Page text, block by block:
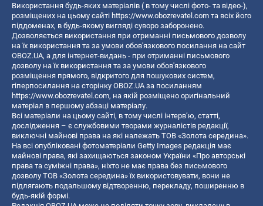
Використання будь-яких матеріалів ( в тому числі фото- та відео-),
розміщених на цьому сайті https://www.obozrevatel.com та всіх його
піддоменах, в будь-якому вигляді суворо заборонено.
Дозволяється використання при отриманні письмового дозволу
на їх використання та за умови обов'язкового посилання на сайт
OBOZ.UA, а для інтернет-видань - при отриманні письмового
дозволу на їх використання та за умови обов'язкового
розміщення прямого, відкритого для пошукових систем,
гіперпосилання на сторінку OBOZ.UA за посиланням
https://www.obozrevatel.com, на якій розміщено оригінальний
матеріал в першому абзаці матеріалу.
Всі матеріали на цьому сайті, в тому числі інтерв’ю, статті,
дослідження – є службовими творами журналістів редакції,
виключні майнові права на які належать ТОВ «Золота середина».
На всі опубліковані фотоматеріали Getty Images редакція має
майнові права, які захищаються законом України «Про авторські
права та суміжні права», ніхто не має права без письмового
дозволу ТОВ «Золота середина» їх використовувати, вони не
підлягають подальшому відтворенню, перекладу, поширенню в
будь-якій формі.